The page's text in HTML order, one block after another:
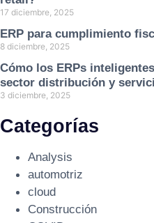
17 diciembre, 2025
ERP para cumplimiento
8 diciembre, 2025
Cómo los ERPs
sector distribución y
3 diciembre, 2025
Categorías
Analysis
automotriz
cloud
Construcción